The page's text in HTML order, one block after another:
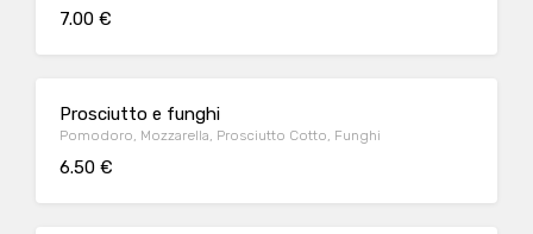
7.00 €
Prosciutto e funghi
Pomodoro, Mozzarella, Prosciutto Cotto, Funghi
6.50 €